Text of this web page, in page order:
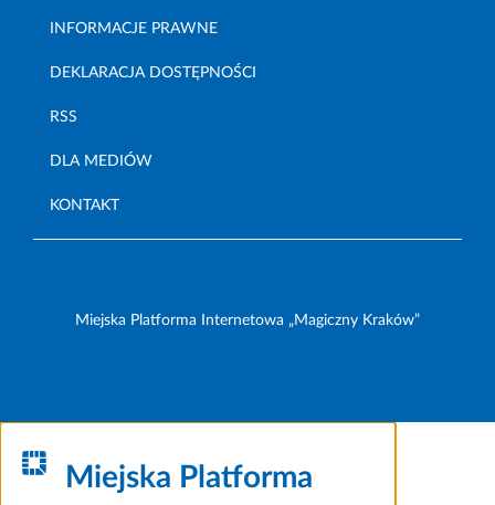
INFORMACJE PRAWNE
DEKLARACJA DOSTĘPNOŚCI
RSS
DLA MEDIÓW
KONTAKT
Miejska Platforma Internetowa „Magiczny Kraków”
Miejska Platforma